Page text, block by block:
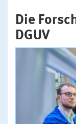
Die
DGUV